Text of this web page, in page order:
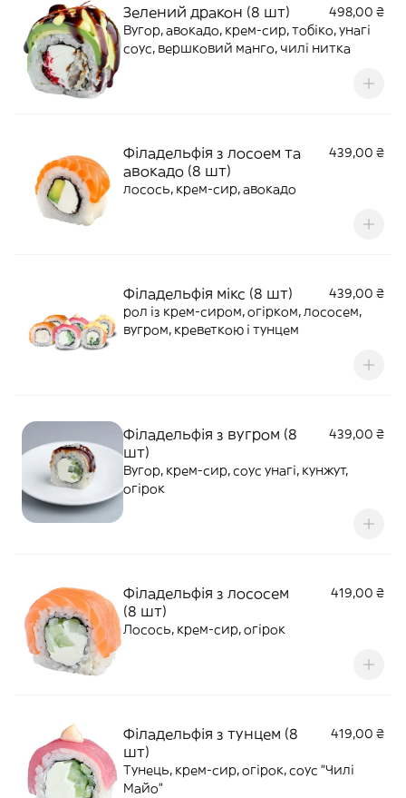
Зелений дракон (8 шт)
498,00 ₴
Вугор, авокадо, крем-сир, тобіко, унагі
соус, вершковий манго, чилі нитка
Філадельфія з лосоем та
авокадо (8 шт)
439,00 ₴
лосось, крем-сир, авокадо
Філадельфія мікс (8 шт)
439,00 ₴
рол із крем-сиром, огірком, лососем,
вугром, креветкою і тунцем
Філадельфія з вугром (8
шт)
439,00 ₴
Вугор, крем-сир, соус унагі, кунжут,
огірок
Філадельфія з лососем
(8 шт)
419,00 ₴
Лосось, крем-сир, огірок
Філадельфія з тунцем (8
шт)
419,00 ₴
Тунець, крем-сир, огірок, соус "Чилі
Майо"